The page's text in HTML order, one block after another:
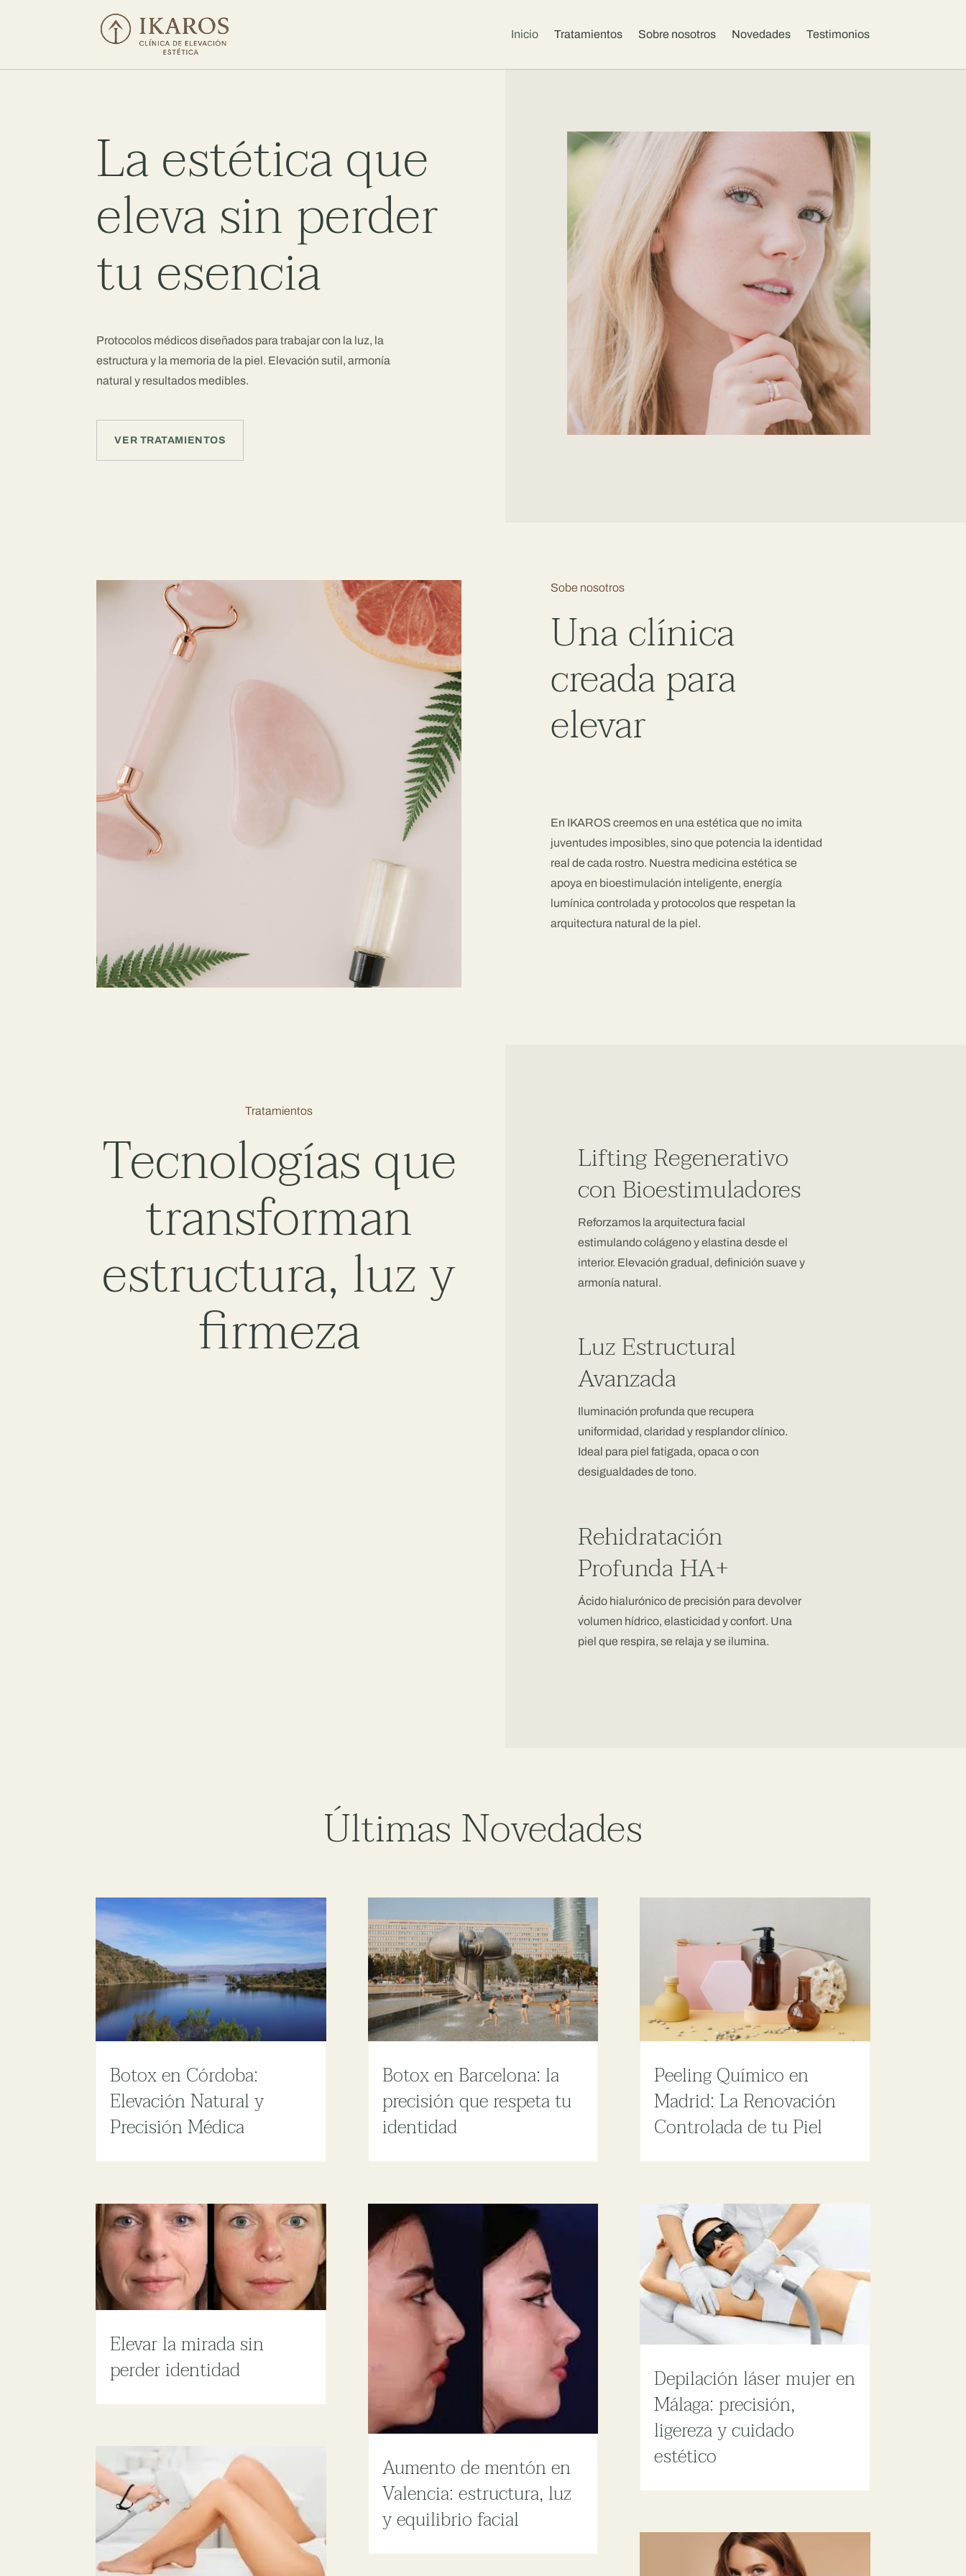
Inicio Tratamientos Sobre nosotros Novedades Testimonios
La estética que
eleva sin perder
tu esencia
Protocolos médicos diseñados para trabajar con la luz, la
estructura y la memoria de la piel. Elevación sutil, armonía
natural y resultados medibles.
VER TRATAMIENTOS
Sobe nosotros
Una clínica
creada para
elevar
En IKAROS creemos en una estética que no imita
juventudes imposibles, sino que potencia la identidad
real de cada rostro. Nuestra medicina estética se
apoya en bioestimulación inteligente, energía
lumínica controlada y protocolos que respetan la
arquitectura natural de la piel.
Tratamientos
Tecnologías que
transforman
estructura, luz y
firmeza
Lifting Regenerativo
con Bioestimuladores
Reforzamos la arquitectura facial
estimulando colágeno y elastina desde el
interior. Elevación gradual, definición suave y
armonía natural.
Luz Estructural
Avanzada
Iluminación profunda que recupera
uniformidad, claridad y resplandor clínico.
Ideal para piel fatigada, opaca o con
desigualdades de tono.
Rehidratación
Profunda HA+
Ácido hialurónico de precisión para devolver
volumen hídrico, elasticidad y confort. Una
piel que respira, se relaja y se ilumina.
Últimas Novedades
Botox en Córdoba:
Elevación Natural y
Precisión Médica
Elevar la mirada sin
perder identidad
Botox en Barcelona: la
precisión que respeta tu
identidad
Aumento de mentón en
Valencia: estructura, luz
y equilibrio facial
Peeling Químico en
Madrid: La Renovación
Controlada de tu Piel
Depilación láser mujer en
Málaga: precisión,
ligereza y cuidado
estético